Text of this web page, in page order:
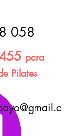
058
para
Pilates